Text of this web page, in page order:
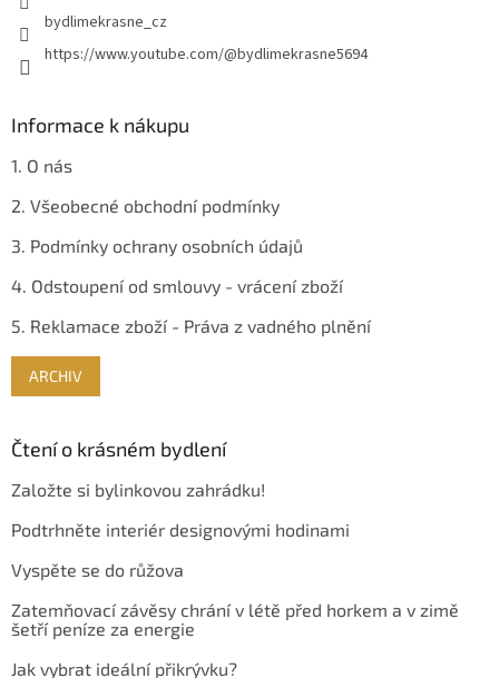
bydlimekrasne_cz
https://www.youtube.com/@bydlimekrasne5694
Informace k nákupu
1. O nás
2. Všeobecné obchodní podmínky
3. Podmínky ochrany osobních údajů
4. Odstoupení od smlouvy - vrácení zboží
5. Reklamace zboží - Práva z vadného plnění
ARCHIV
Čtení o krásném bydlení
Založte si bylinkovou zahrádku!
Podtrhněte interiér designovými hodinami
Vyspěte se do růžova
Zatemňovací závěsy chrání v létě před horkem a v zimě
šetří peníze za energie
Jak vybrat ideální přikrývku?